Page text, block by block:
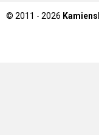
© 2011 - 2026